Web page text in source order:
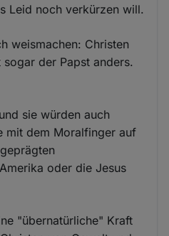
Leid noch verkürzen will.
weismachen: Christen
der Papst anders.
sie würden auch
mit dem Moralfinger auf
oder die Jesus
"übernatürliche" Kraft